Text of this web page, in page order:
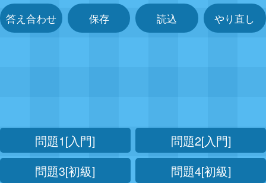
答え合わせ 保存 読込 やり直し
問題1[入門]
問題2[入門]
問題3[初級]
問題4[初級]